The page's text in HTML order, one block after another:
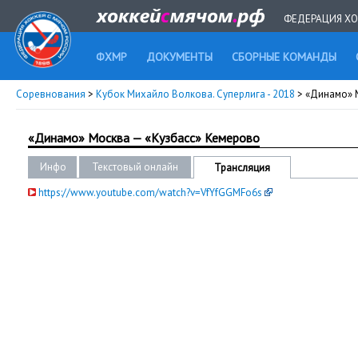
ФЕДЕРАЦИЯ
ФХМР ДОКУМЕНТЫ СБОРНЫЕ КОМАНДЫ
Соревнования > Кубок Михайло Волкова. Суперлига - 2018 > «Динамо»
«Динамо» Москва — «Кузбасс» Кемерово
Инфо Текстовый онлайн
Трансляция
https://www.youtube.com/watch?v=VfYfGGMFo6s